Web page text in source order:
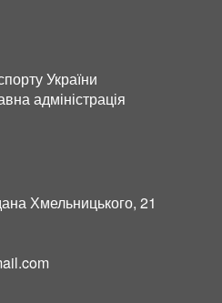
України
адміністрація
Хмельницького, 21